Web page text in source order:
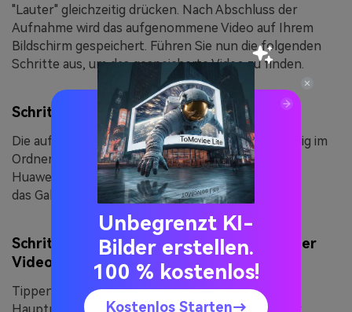
"Lauter" gleichzeitig drücken. Nach Abschluss der
Aufnahme wird das aufgenommene Video auf Ihrem
Bildschirm gespeichert. Führen Sie nun die folgenden
Schritte aus, um das gespeicherte Video zu finden.
Schritt 1. Huawei-Galerie öffnen
Die aufgenommenen Videos werden standardmäßig im
Ordner
Galerie > Bildschirmaufnahmen auf Ihrem
Huawei-Handy gespeichert. Drücken Sie nun auf
das Galerie Symbol auf dem Handy.
Schritt 2. Finden Sie das Bildschirmrecorder
Video
Tippen Sie nun auf die Symbole für Alben in der
Unbegrenzt KI-
Bilder erstellen.
100 % kostenlos!
Kostenlos Starten→